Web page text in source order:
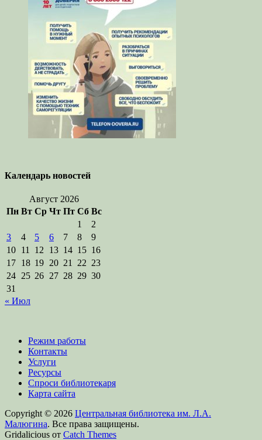
Календарь новостей
Август 2026
Пн Вт Ср Чт Пт Сб Вс
1
2
3
4 5 6 7 8
9
10 11 12 13 14 15 16
17 18 19 20 21 22 23
24 25 26 27 28 29 30
31
« Июл
Режим работы
Контакты
Услуги
Ресурсы
Спроси библиотекаря
Карта сайта
Copyright © 2026 Центральная библиотека им. Л.А.
Малюгина. Все права защищены.
Gridalicious от Catch Themes